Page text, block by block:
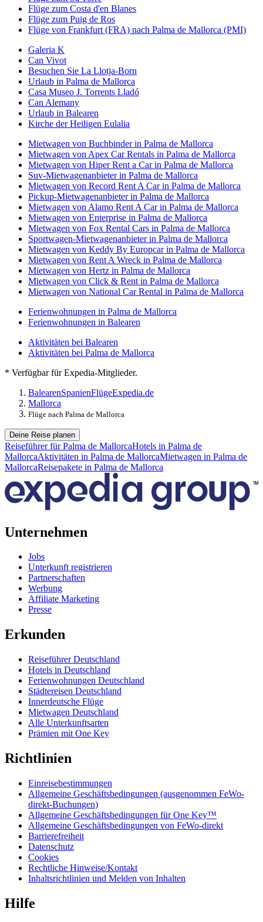
Flüge zum Costa d'en Blanes
Flüge zum Puig de Ros
Flüge von Frankfurt (FRA) nach Palma de Mallorca (PMI)
Galeria K
Can Vivot
Besuchen Sie La Llotja-Born
Urlaub in Palma de Mallorca
Casa Museo J. Torrents Lladó
Can Alemany
Urlaub in Balearen
Kirche der Heiligen Eulalia
Mietwagen von Buchbinder in Palma de Mallorca
Mietwagen von Apex Car Rentals in Palma de Mallorca
Mietwagen von Hiper Rent a Car in Palma de Mallorca
Suv-Mietwagenanbieter in Palma de Mallorca
Mietwagen von Record Rent A Car in Palma de Mallorca
Pickup-Mietwagenanbieter in Palma de Mallorca
Mietwagen von Alamo Rent A Car in Palma de Mallorca
Mietwagen von Enterprise in Palma de Mallorca
Mietwagen von Fox Rental Cars in Palma de Mallorca
Sportwagen-Mietwagenanbieter in Palma de Mallorca
Mietwagen von Keddy By Europcar in Palma de Mallorca
Mietwagen von Rent A Wreck in Palma de Mallorca
Mietwagen von Hertz in Palma de Mallorca
Mietwagen von Click & Rent in Palma de Mallorca
Mietwagen von National Car Rental in Palma de Mallorca
Ferienwohnungen in Palma de Mallorca
Ferienwohnungen in Balearen
Aktivitäten bei Balearen
Aktivitäten bei Palma de Mallorca
* Verfügbar für Expedia-Mitglieder.
BalearenSpanienFlügeExpedia.de
Mallorca
Flüge nach Palma de Mallorca
Deine Reise planen
Reiseführer für Palma de MallorcaHotels in Palma de
MallorcaAktivitäten in Palma de MallorcaMietwagen in Palma de
MallorcaReisepakete in Palma de Mallorca
Unternehmen
Jobs
Unterkunft registrieren
Partnerschaften
Werbung
Affiliate Marketing
Presse
Erkunden
Reiseführer Deutschland
Hotels in Deutschland
Ferienwohnungen Deutschland
Städtereisen Deutschland
Innerdeutsche Flüge
Mietwagen Deutschland
Alle Unterkunftsarten
Prämien mit One Key
Richtlinien
Einreisebestimmungen
Allgemeine Geschäftsbedingungen (ausgenommen FeWo-
direkt-Buchungen)
Allgemeine Geschäftsbedingungen für One Key™
Allgemeine Geschäftsbedingungen von FeWo-direkt
Barrierefreiheit
Datenschutz
Cookies
Rechtliche Hinweise/Kontakt
Inhaltsrichtlinien und Melden von Inhalten
Hilfe